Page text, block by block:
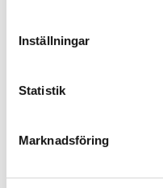
Inställningar
Statistik
Marknadsföring